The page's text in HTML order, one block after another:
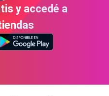
y accedé a